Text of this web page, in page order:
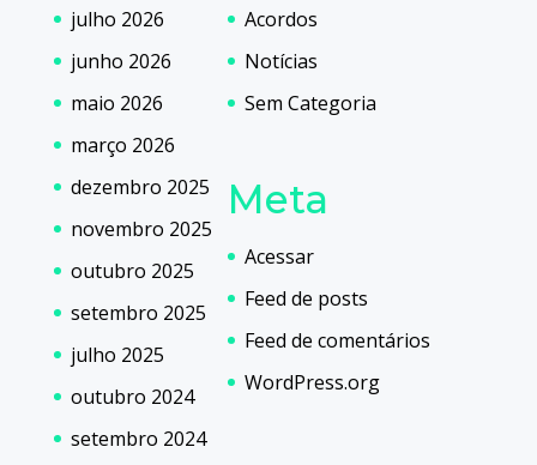
julho 2026
junho 2026
maio 2026
março 2026
dezembro 2025
novembro 2025
outubro 2025
setembro 2025
julho 2025
outubro 2024
setembro 2024
Acordos
Notícias
Sem Categoria
Meta
Acessar
Feed de posts
Feed de comentários
WordPress.org